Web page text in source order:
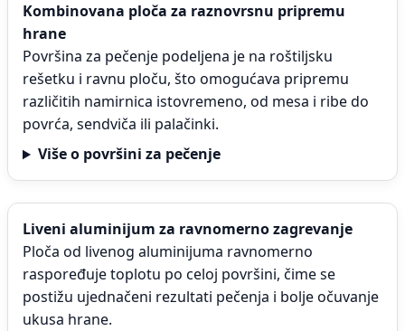
Kombinovana ploča za raznovrsnu pripremu
hrane
Površina za pečenje podeljena je na roštiljsku
rešetku i ravnu ploču, što omogućava pripremu
različitih namirnica istovremeno, od mesa i ribe do
povrća, sendviča ili palačinki.
Više o površini za pečenje
Liveni aluminijum za ravnomerno zagrevanje
Ploča od livenog aluminijuma ravnomerno
raspoređuje toplotu po celoj površini, čime se
postižu ujednačeni rezultati pečenja i bolje očuvanje
ukusa hrane.